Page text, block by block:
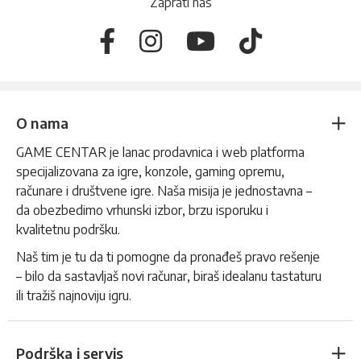
O nama
GAME CENTAR je lanac prodavnica i web platforma
specijalizovana za igre, konzole, gaming opremu,
računare i društvene igre. Naša misija je jednostavna –
da obezbedimo vrhunski izbor, brzu isporuku i
kvalitetnu podršku.
Naš tim je tu da ti pomogne da pronađeš pravo rešenje
– bilo da sastavljaš novi računar, biraš idealanu tastaturu
ili tražiš najnoviju igru.
Podrška i servis